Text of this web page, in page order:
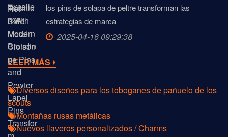
los pins de solapa de peltre transforman las
estrategias de marca
2025-04-16 09:29:38
LEER MÁS
Diversos diseños para los toboganes de pañuelo de los
scouts
Montañas rusas metálicas
Nuevos llaveros personalizados / Charms